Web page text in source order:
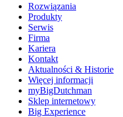
Rozwiązania
Produkty
Serwis
Firma
Kariera
Kontakt
Aktualności & Historie
Więcej informacji
myBigDutchman
Sklep internetowy
Big Experience